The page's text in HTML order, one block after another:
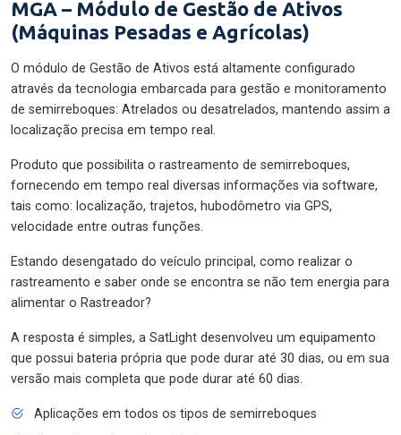
MGA – Módulo de Gestão de Ativos
(Máquinas Pesadas e Agrícolas)
O módulo de Gestão de Ativos está altamente configurado
através da tecnologia embarcada para gestão e monitoramento
de semirreboques: Atrelados ou desatrelados, mantendo assim a
localização precisa em tempo real.
Produto que possibilita o rastreamento de semirreboques,
fornecendo em tempo real diversas informações via software,
tais como: localização, trajetos, hubodômetro via GPS,
velocidade entre outras funções.
Estando desengatado do veículo principal, como realizar o
rastreamento e saber onde se encontra se não tem energia para
alimentar o Rastreador?
A resposta é simples, a SatLight desenvolveu um equipamento
que possui bateria própria que pode durar até 30 dias, ou em sua
versão mais completa que pode durar até 60 dias.
Aplicações em todos os tipos de semirreboques